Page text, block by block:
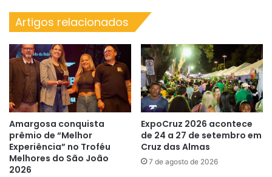
Legislativo
nessa
segunda-
feira
(02)
Artigos relacionados
Amargosa conquista
prêmio de “Melhor
Experiência” no Troféu
Melhores do São João
2026
ExpoCruz 2026 acontece
de 24 a 27 de setembro em
Cruz das Almas
7 de agosto de 2026